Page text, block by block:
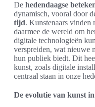
De hedendaagse
dynamisch, vooral door
tijd. Kunstenaars vinden
daarmee de wereld om
digitale technologieën
verspreiden, wat nieuwe
hun publiek biedt. Dit
kunst, zoals digitale
centraal staan in onze
De evolutie van kunst in